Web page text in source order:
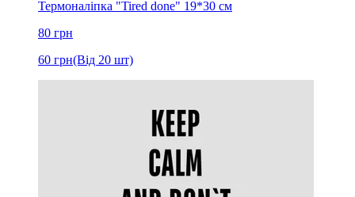
Термоналіпка "Tired done" 19*30 см
80 грн
60 грн(Від 20 шт)